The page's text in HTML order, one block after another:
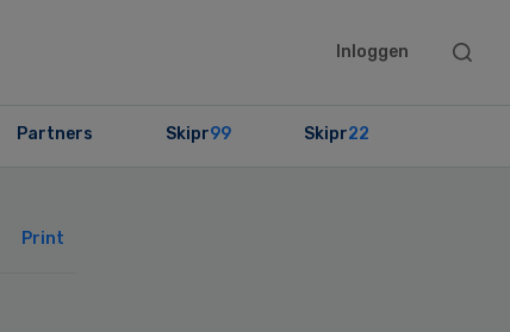
Inloggen
Search
Partners Skipr99 Skipr22
Print